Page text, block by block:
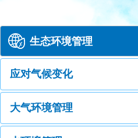
生态环境管理
应对气候变化
大气环境管理